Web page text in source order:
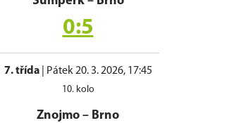
0:5
7. třída| Pátek 20. 3. 2026, 17:45
10. kolo
Znojmo – Brno